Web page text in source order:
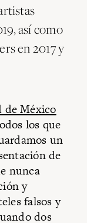
así como
en 2017 y
de México
los que
un
de
nunca
y
falsos y
dos